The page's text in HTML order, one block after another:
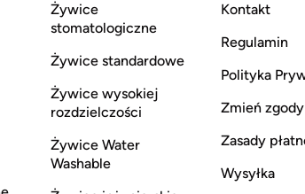
Żywice
stomatologiczne
Żywice standardowe
Żywice wysokiej
rozdzielczości
Żywice Water
Washable
Kontakt
Regulamin
Polityka
Zmień
Zasady
Wysyłka